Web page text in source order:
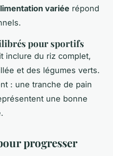
variée répond
pour sportifs
inclure du riz complet,
et des légumes verts.
: une tranche de pain
une bonne
progresser